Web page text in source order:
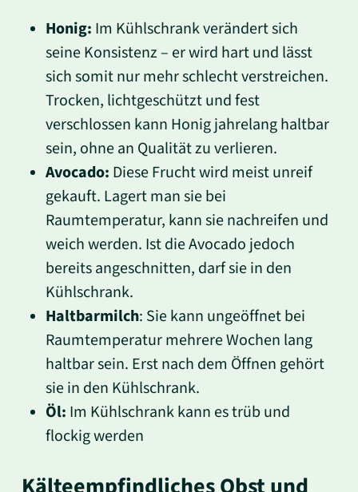
Honig: Im Kühlschrank verändert sich
seine Konsistenz – er wird hart und lässt
sich somit nur mehr schlecht verstreichen.
Trocken, lichtgeschützt und fest
verschlossen kann Honig jahrelang haltbar
sein, ohne an Qualität zu verlieren.
Avocado: Diese Frucht wird meist unreif
gekauft. Lagert man sie bei
Raumtemperatur, kann sie nachreifen und
weich werden. Ist die Avocado jedoch
bereits angeschnitten, darf sie in den
Kühlschrank.
Haltbarmilch: Sie kann ungeöffnet bei
Raumtemperatur mehrere Wochen lang
haltbar sein. Erst nach dem Öffnen gehört
sie in den Kühlschrank.
Öl: Im Kühlschrank kann es trüb und
flockig werden